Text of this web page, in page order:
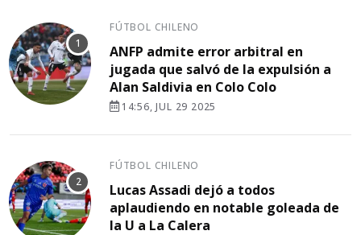
FÚTBOL CHILENO
ANFP admite error arbitral en
jugada que salvó de la expulsión a
Alan Saldivia en Colo Colo
14:56, JUL 29 2025
FÚTBOL CHILENO
Lucas Assadi dejó a todos
aplaudiendo en notable goleada de
la U a La Calera